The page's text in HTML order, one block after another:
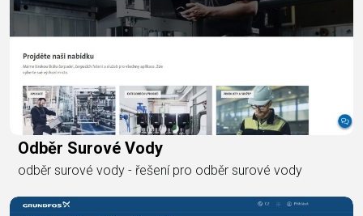
Odběr Surové Vody
odběr surové vody - řešení pro odběr surové vody